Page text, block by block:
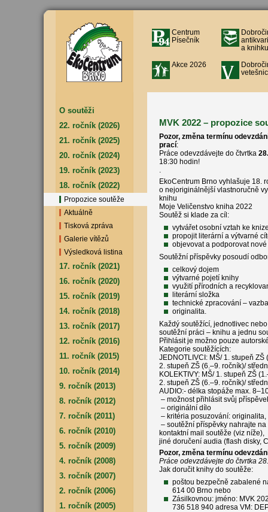
Centrum
Písečník
a
Akce 2026
O soutěži
22. ročník (2026)
21. ročník (2025)
20. ročník (2024)
19. ročník (2023)
18. ročník (2022)
Propozice soutěže
Aktuálně
Tisková zpráva
Galerie vítězů
Výsledková listina
17. ročník (2021)
16. ročník (2020)
15. ročník (2019)
14. ročník (2018)
13. ročník (2017)
12. ročník (2016)
11. ročník (2015)
10. ročník (2014)
9. ročník (2013)
8. ročník (2012)
7. ročník (2011)
6. ročník (2010)
5. ročník (2009)
4. ročník (2008)
3. ročník (2007)
2. ročník (2006)
1. ročník (2005)
MVK 2022 – propozice
Pozor, změna termínu
prací:
Práce odevzdávejte do čtvrtka
18:30 hodin!
.
EkoCentrum Brno vyhlašuje 18.
o nejoriginálnější vlastnoručně
knihu
Moje Veličenstvo kniha 2022
Soutěž si klade za cíl:
vytvářet osobní vztah ke
propojit literární a výtvarné
objevovat a podporovat nové
Soutěžní příspěvky posoudí
celkový dojem
výtvarné pojetí knihy
využití přírodních a
literární složka
technické zpracování –
originalita.
Každý soutěžící, jednotlivec
soutěžní práci – knihu a jednu
Přihlásit je možno pouze
Kategorie soutěžících:
JEDNOTLIVCI: MŠ/ 1. stupeň
2. stupeň ZŠ (6.–9. ročník)/
KOLEKTIVY: MŠ/ 1. stupeň ZŠ
2. stupeň ZŠ (6.–9. ročník)/
AUDIO:- délka stopáže max.
– možnost přihlásit svůj
– originální dílo
– kritéria posuzování:
– soutěžní příspěvky nahrajte
kontaktní mail soutěže (viz níže),
jiné doručení audia (flash disky,
Pozor, změna termínu
Práce odevzdávejte do čtvrtka
Jak doručit knihy do soutěže:
poštou bezpečně zabalené
614 00 Brno nebo
Zásilkovnou: jméno: MVK
736 518 940 adresa VM: